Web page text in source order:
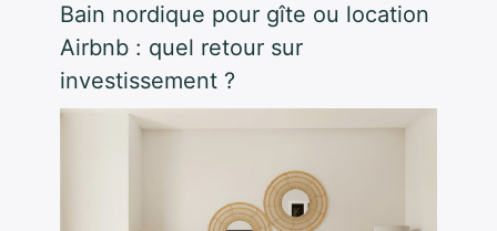
Bain nordique pour gîte ou location
Airbnb : quel retour sur
investissement ?